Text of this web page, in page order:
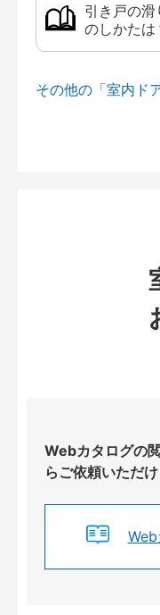
引き戸の
のしかたは
その他の「室内ド
Webカタログの
らご依頼いただけ